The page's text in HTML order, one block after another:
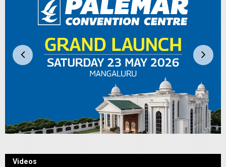
Videos